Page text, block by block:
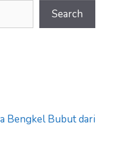
Search
Bengkel Bubut dari